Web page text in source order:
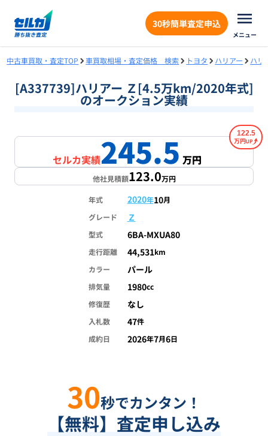
30秒簡単査定申込
メニュー
中古車買取・査定TOP 車買取相場・査定価格 検索 トヨタ ハリアー ハリ
[A337739]ハリアー Ｚ[4.5万km/2020年式]
のオークション実績
1/1
セルカ実績245.5万円
122.5
万円
他社見積額123.0万円
年式 2020年10月
グレード
Ｚ
型式 6BA-MXUA80
走行距離 44,531km
カラー
パール
排気量 1980cc
修復歴
なし
入札数 47件
成約日
2026年7月6日
30秒でカンタン！
【無料】査定申し込み